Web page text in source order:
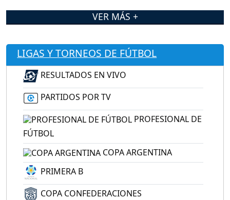
VER MÁS +
LIGAS Y TORNEOS DE FÚTBOL
RESULTADOS EN VIVO
PARTIDOS POR TV
PROFESIONAL DE
FÚTBOL
COPA ARGENTINA
PRIMERA B
COPA CONFEDERACIONES